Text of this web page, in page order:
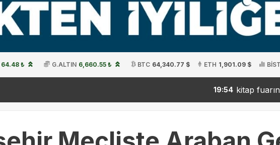
64.48 ₺ G.ALTIN 6,660.55 ₺ BTC 64,340.77 $ ETH 1,901.09 $ BİST
kitap fuarını 150